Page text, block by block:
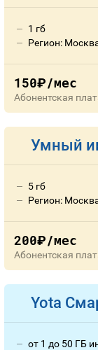
1 гб
Регион:
150руб./мес
Абонентская
Умный
5 гб
Регион:
200руб./мес
Абонентская
Yota
от 1 до 50 ГБ